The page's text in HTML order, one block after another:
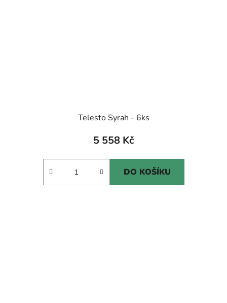
Telesto Syrah - 6ks
5 558 Kč
DO KOŠÍKU